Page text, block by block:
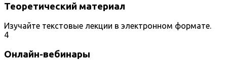
Теоретический материал
Изучайте текстовые лекции в электронном формате.
4
Онлайн-вебинары